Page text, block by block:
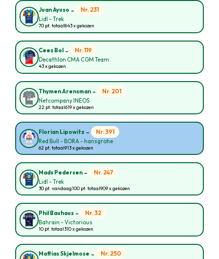
Juan Ayuso - Nr. 231
Lidl - Trek
70 pt. totaal843 x gekozen
Cees Bol - Nr. 119
Decathlon CMA CGM Team
43 x gekozen
Thymen Arensman - Nr. 201
Netcompany INEOS
22 pt. totaal619 x gekozen
Florian Lipowitz - Nr. 391
Red Bull - BORA - hansgrohe
62 pt. totaal913 x gekozen
Mads Pedersen - Nr. 247
Lidl - Trek
30 pt. vandaag100 pt. totaal909 x gekozen
Phil Bauhaus - Nr. 32
Bahrain - Victorious
10 pt. totaal310 x gekozen
Mattias Skjelmose - Nr. 250